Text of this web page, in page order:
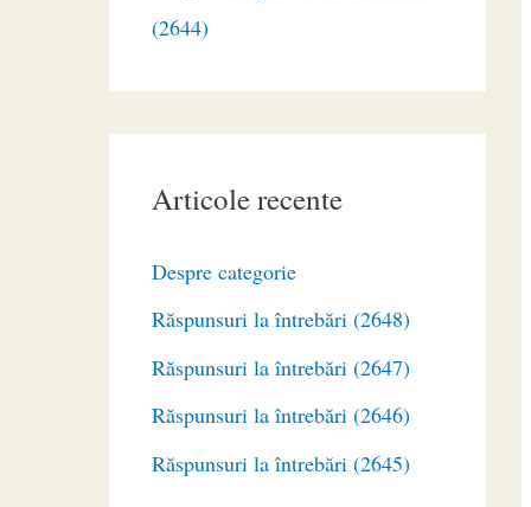
(2644)
Articole recente
Despre categorie
Răspunsuri la întrebări (2648)
Răspunsuri la întrebări (2647)
Răspunsuri la întrebări (2646)
Răspunsuri la întrebări (2645)